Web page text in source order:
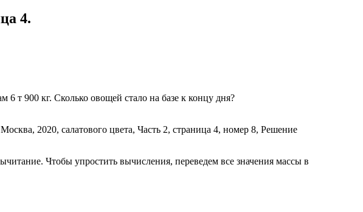
4.
т 900 кг. Сколько овощей стало на базе к концу дня?
Чтобы упростить вычисления, переведем все значения массы в